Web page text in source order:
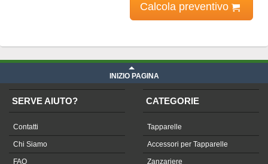
Calcola preventivo
INIZIO PAGINA
SERVE AIUTO?
Contatti
Chi Siamo
FAQ
CATEGORIE
Tapparelle
Accessori per Tapparelle
Zanzariere